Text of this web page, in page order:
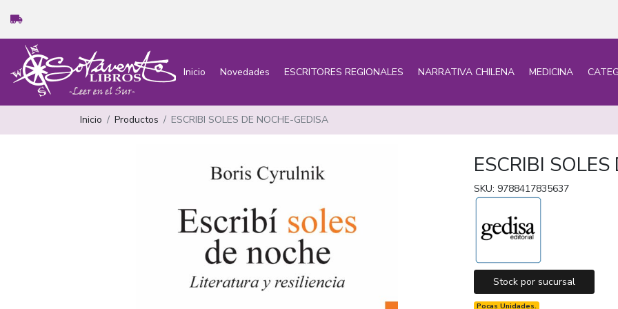
Inicio Novedades ESCRITORES REGIONALES NARRATIVA CHILENA MEDICINA
Inicio Productos ESCRIBI SOLES DE NOCHE-GEDISA
ESCRIBI
SKU: 9788417835637
Stock por sucursal
Pocas Unidades.